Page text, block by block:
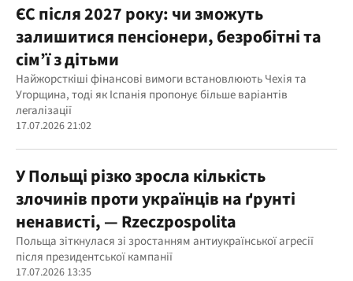
ЄС після 2027 року: чи зможуть
залишитися пенсіонери, безробітні та
сім’ї з дітьми
Найжорсткіші фінансові вимоги встановлюють Чехія та
Угорщина, тоді як Іспанія пропонує більше варіантів
легалізації
17.07.2026 21:02
У Польщі різко зросла кількість
злочинів проти українців на ґрунті
ненависті, — Rzeczpospolita
Польща зіткнулася зі зростанням антиукраїнської агресії
після президентської кампанії
17.07.2026 13:35